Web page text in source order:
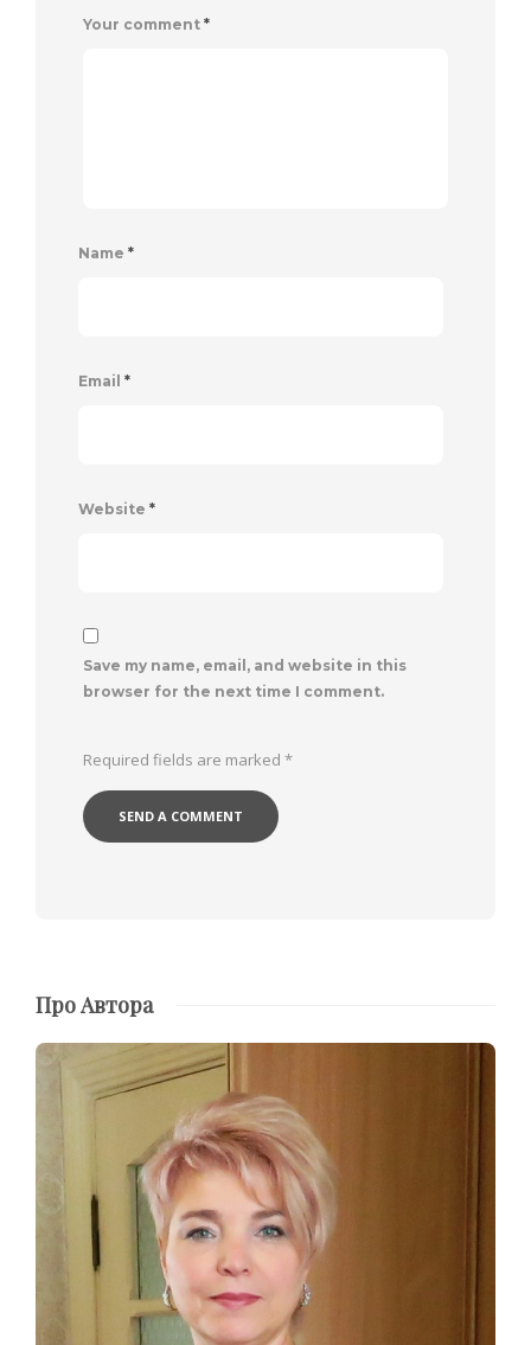
Your comment *
Name *
Email *
Website *
Save my name, email, and website in this
browser for the next time I comment.
Required fields are marked *
Про Автора